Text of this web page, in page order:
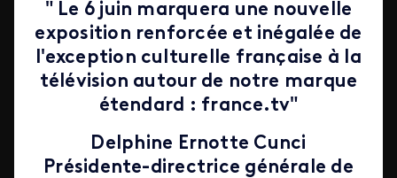
" Le 6 juin marquera une nouvelle
exposition renforcée et inégalée de
l'exception culturelle française à la
télévision autour de notre marque
étendard : france.tv"
Delphine Ernotte Cunci
Présidente-directrice générale de